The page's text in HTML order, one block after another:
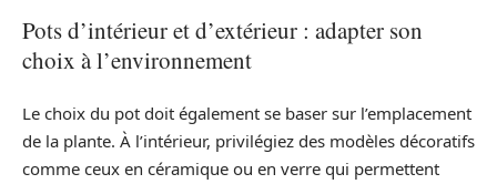
Pots d’intérieur et d’extérieur : adapter son
choix à l’environnement
Le choix du pot doit également se baser sur l’emplacement
de la plante. À l’intérieur, privilégiez des modèles décoratifs
comme ceux en céramique ou en verre qui permettent